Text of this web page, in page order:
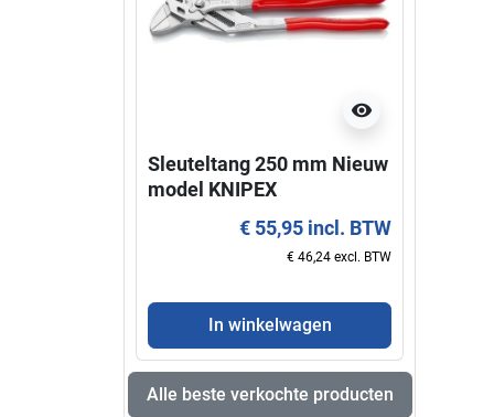
visibility
Sleuteltang 250 mm Nieuw
model KNIPEX
€ 55,95 incl. BTW
€ 46,24 excl. BTW
In winkelwagen
Alle beste verkochte producten